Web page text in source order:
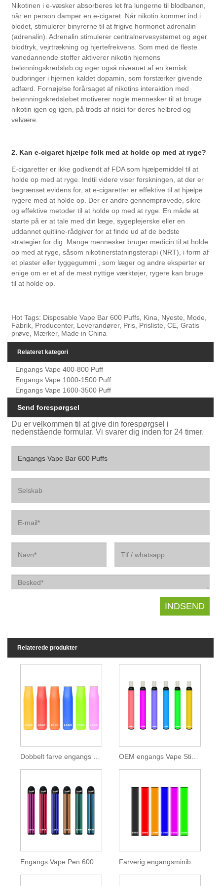
Nikotinen i e-væsker absorberes let fra lungerne til blodbanen,
når en person damper en e-cigaret. Når nikotin kommer ind i
blodet, stimulerer binyrerne til at frigive hormonet adrenalin
(adrenalin). Adrenalin stimulerer centralnervesystemet og øger
blodtryk, vejrtrækning og hjertefrekvens. Som med de fleste
vanedannende stoffer aktiverer nikotin hjernens
belønningskredsløb og øger også niveauet af en kemisk
budbringer i hjernen kaldet dopamin, som forstærker givende
adfærd. Fornøjelse forårsaget af nikotins interaktion med
belønningskredsløbet motiverer nogle mennesker til at bruge
nikotin igen og igen, på trods af risici for deres helbred og
velvære.
2. Kan e-cigaret hjælpe folk med at holde op med at ryge?
E-cigaretter er ikke godkendt af FDA som hjælpemiddel til at
holde op med at ryge. Indtil videre viser forskningen, at der er
begrænset evidens for, at e-cigaretter er effektive til at hjælpe
rygere med at holde op. Der er andre gennemprøvede, sikre
og effektive metoder til at holde op med at ryge. En måde at
starte på er at tale med din læge, sygeplejerske eller en
uddannet quitline-rådgiver for at finde ud af de bedste
strategier for dig. Mange mennesker bruger medicin til at holde
op med at ryge, såsom nikotinerstatningsterapi (NRT), i form af
et plaster eller tyggegummi , som læger og andre eksperter er
enige om er et af de mest nyttige værktøjer, rygere kan bruge
til at holde op.
Hot Tags: Disposable Vape Bar 600 Puffs, Kina, Nyeste, Mode,
Fabrik, Producenter, Leverandører, Pris, Prisliste, CE, Gratis
prøve, Mærker, Made in China
Relateret kategori
Engangs Vape 400-800 Puff
Engangs Vape 1000-1500 Puff
Engangs Vape 1600-3500 Puff
Send forespørgsel
Du er velkommen til at give din forespørgsel i
nedenstående formular. Vi svarer dig inden for 24 timer.
Relaterede produkter
Engangs Vape Pen 600 Puffs 2ml E-væske